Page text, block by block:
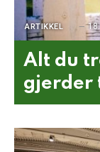
ARTIKKEL
Alt du
gjerder